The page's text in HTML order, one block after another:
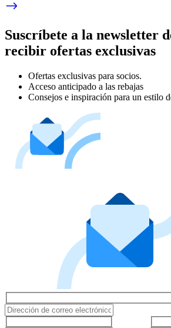
Suscríbete a la newsletter
recibir ofertas exclusivas
Ofertas exclusivas para socios.
Acceso anticipado a las rebajas
Consejos e inspiración para un estilo